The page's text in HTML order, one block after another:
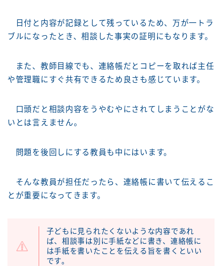
日付と内容が記録として残っているため、万が一トラ
ブルになったとき、相談した事実の証明にもなります。
また、教師目線でも、連絡帳だとコピーを取れば主任
や管理職にすぐ共有できるため良さも感じています。
口頭だと相談内容をうやむやにされてしまうことがな
いとは言えません。
問題を後回しにする教員も中にはいます。
そんな教員が担任だったら、連絡帳に書いて伝えるこ
とが重要になってきます。
子どもに見られたくないような内容であれ
ば、相談事は別に手紙などに書き、連絡帳に
は手紙を書いたことを伝える旨を書くといい
です。